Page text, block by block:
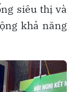
siêu thị và
khả năng